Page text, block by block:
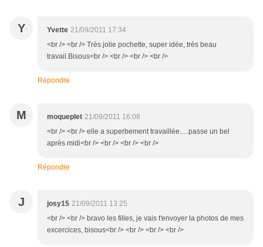
Y Yvette 21/09/2011 17:34
<br /> <br /> Très jolie pochette, super idée, très beau
travail.Bisous<br /> <br /> <br /> <br />
Répondre
M moqueplet 21/09/2011 16:08
<br /> <br /> elle a superbement travaillée.....passe un bel
après midi<br /> <br /> <br /> <br />
Répondre
J josy15 21/09/2011 13:25
<br /> <br /> bravo les filles, je vais t'envoyer la photos de mes
excercices, bisous<br /> <br /> <br /> <br />